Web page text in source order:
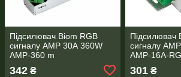
Підсилювач Biom RGB
сигналу AMP 30А 360W
AMP-360 m
342 ₴
Підсилювач
сигналу
AMP-16A-
301₴